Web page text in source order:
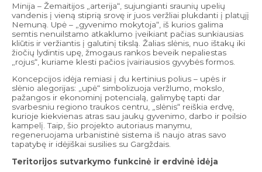
Minija – Žemaitijos „arterija“, sujungianti sraunių upelių
vandenis į vieną stiprią srovę ir juos veržliai plukdanti į platųjį
Nemuną. Upė – „gyvenimo mokytoja“, iš kurios galima
semtis nenuilstamo atkaklumo įveikiant pačias sunkiausias
kliūtis ir veržiantis į galutinį tikslą. Žalias slėnis, nuo ištakų iki
žiočių lydintis upę, žmogaus rankos beveik nepaliestas
„rojus“, kuriame klesti pačios įvairiausios gyvybės formos.
Koncepcijos idėja remiasi į du kertinius polius – upės ir
slėnio alegorijas: „upė“ simbolizuoja veržlumo, mokslo,
pažangos ir ekonominį potencialą, galimybę tapti dar
svarbesniu regiono traukos centru, „slėnis“ reiškia erdvę,
kurioje kiekvienas atras sau jaukų gyvenimo, darbo ir poilsio
kampelį. Taip, šio projekto autoriaus manymu,
regeneruojama urbanistinė sistema iš naujo atras savo
tapatybę ir idėjiškai susilies su Gargždais.
Teritorijos sutvarkymo funkcinė ir erdvinė idėja